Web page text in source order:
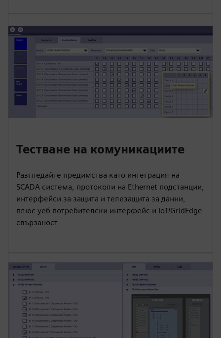
Тестване на комуникациите
Разгледайте предимства като интеграция на
SCADA система, протоколи на Ethernet подстанции,
интерфейси за защита и телезащита за данни,
плюс уеб потребителски интерфейс и IoT/GridEdge
свързаност